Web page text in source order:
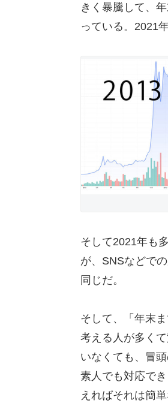
きく暴騰して、
っている。2021
そして2021年も
が、SNSなどで
同じだ。
そして、「年末
考える人が多く
いなくても、冒
素人でも対応で
えればそれは簡